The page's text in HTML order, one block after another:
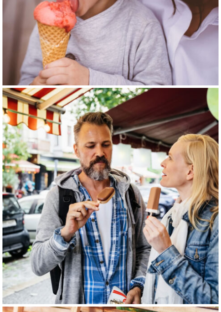
Desarrollado con pordeMentes Digitales